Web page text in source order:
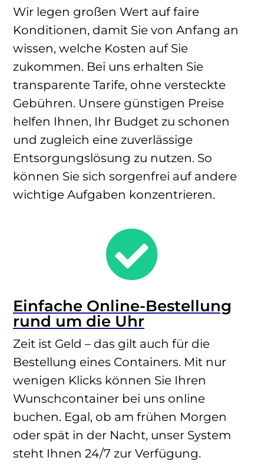
Wir legen großen Wert auf faire
Konditionen, damit Sie von Anfang an
wissen, welche Kosten auf Sie
zukommen. Bei uns erhalten Sie
transparente Tarife, ohne versteckte
Gebühren. Unsere günstigen Preise
helfen Ihnen, Ihr Budget zu schonen
und zugleich eine zuverlässige
Entsorgungslösung zu nutzen. So
können Sie sich sorgenfrei auf andere
wichtige Aufgaben konzentrieren.

Einfache Online-Bestellung
rund um die Uhr
Zeit ist Geld – das gilt auch für die
Bestellung eines Containers. Mit nur
wenigen Klicks können Sie Ihren
Wunschcontainer bei uns online
buchen. Egal, ob am frühen Morgen
oder spät in der Nacht, unser System
steht Ihnen 24/7 zur Verfügung.